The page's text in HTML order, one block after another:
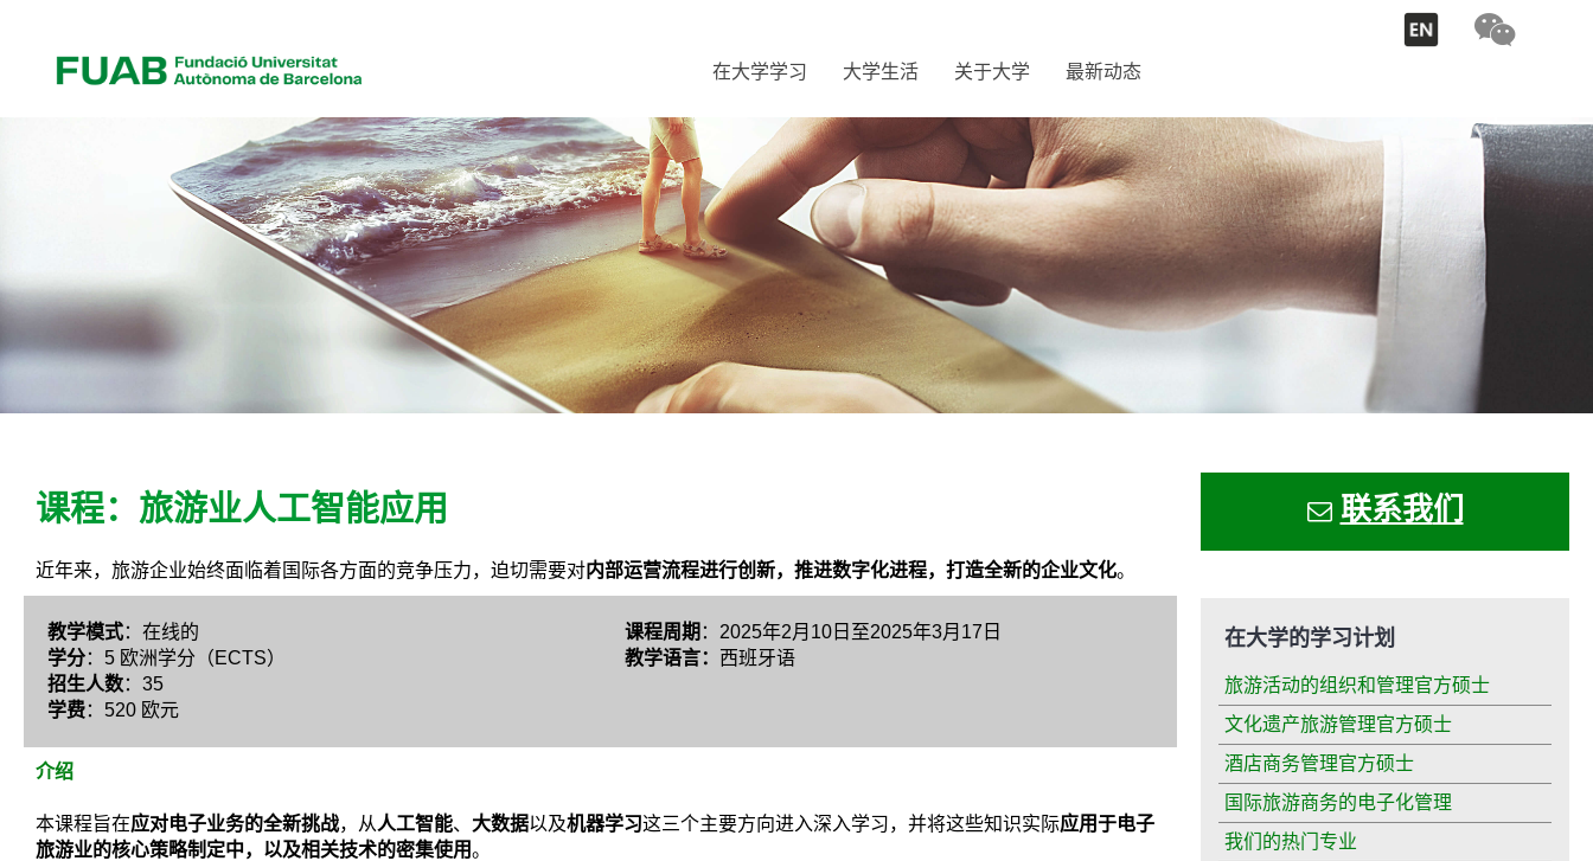
在大学学习 大学生活 关于大学 最新动态
课程：旅游业人工智能应用
近年来，旅游企业始终面临着国际各方面的竞争压力，迫切需要对内部运营流程进行创新，推进数字化进程，打造全新的企业文化。
教学模式：在线的
学分：5 欧洲学分（ECTS）
招生人数：35
学费：520 欧元
课程周期 ：2025年2月10日至2025年3月17日
教学语言： 西班牙语
介绍
本课程旨在应对电子业务的全新挑战，从人工智能、 大数据以及机器学习这三个主要方向进入深入学习，并将这些知识实际应用于电子
旅游业的核心策略制定中，以及相关技术的密集使用。
联系我们
在大学的学习计划
旅游活动的组织和管理官方硕士
文化遗产旅游管理官方硕士
酒店商务管理官方硕士
国际旅游商务的电子化管理
我们的热门专业